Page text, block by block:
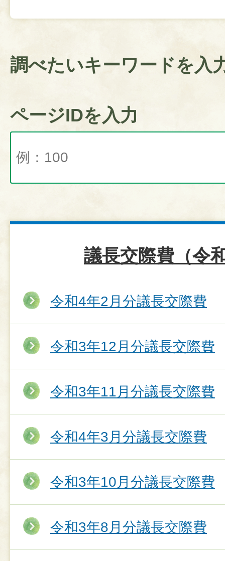
調べたいキーワードを入
ページIDを入力
議長交際費（令
令和4年2月分議長交際費
令和3年12月分議長交際費
令和3年11月分議長交際費
令和4年3月分議長交際費
令和3年10月分議長交際費
令和3年8月分議長交際費